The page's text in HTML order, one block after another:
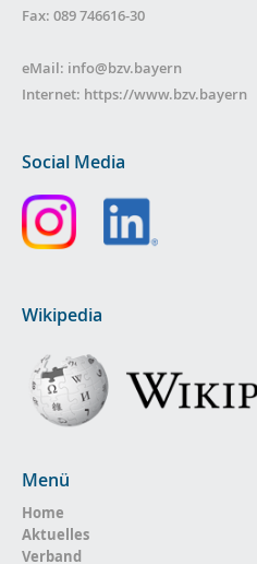
Fax: 089 746616-30
eMail: info@bzv.bayern
Internet: https://www.bzv.bayern
Social Media
Wikipedia
Menü
Home
Aktuelles
Verband